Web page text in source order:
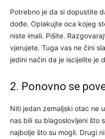
Potrebno je da si dopustite
dođe. Oplakujte oca kojeg
niste imali. Pišite.
vjerujete. Tuga vas ne čini
jedini način da je iscijelite je
2. Ponovno se
Niti jedan zemaljski otac ne
nas bili su blagoslovljeni što
najbolje što su mogli. Drugi